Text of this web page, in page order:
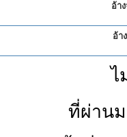
อ้า
อ้า
ไ
ที่ผ่านม